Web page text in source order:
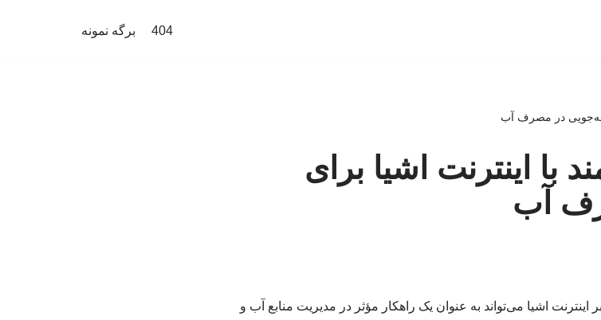
404 برگه نمونه
در مصرف آب
با اینترنت اشیا برای
آب
اینترنت اشیا می‌تواند به عنوان یک راهکار مؤثر در مدیریت منابع آب و